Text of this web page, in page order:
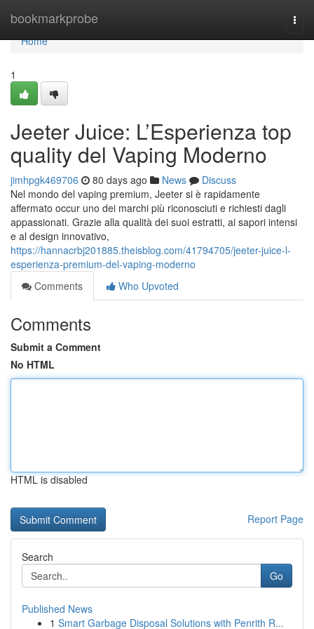
bookmarkprobe
Home
Home
1
Jeeter Juice: L’Esperienza top
quality del Vaping Moderno
jimhpgk469706 80 days ago News
Discuss
Nel mondo del vaping premium, Jeeter si è rapidamente
affermato occur uno dei marchi più riconosciuti e richiesti dagli
appassionati. Grazie alla qualità dei suoi estratti, ai sapori intensi
e al design innovativo,
https://hannacrbj201885.theisblog.com/41794705/jeeter-juice-l-
esperienza-premium-del-vaping-moderno
Comments
Who Upvoted
Comments
Submit a Comment
No HTML
HTML is disabled
Report Page
Search
Go
Published News
1 Smart Garbage Disposal Solutions with Penrith R...